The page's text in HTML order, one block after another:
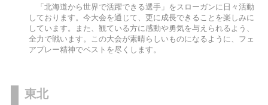
「北海道から世界で活躍できる選手」をスローガンに日々活動
しております。今大会を通じて、更に成長できることを楽しみに
しています。また、観ている方に感動や勇気を与えられるよう、
全力で戦います。この大会が素晴らしいものになるように、フェ
アプレー精神でベストを尽くします。
東北